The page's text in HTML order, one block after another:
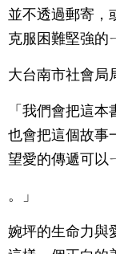
並不透過郵寄，
克服困難堅強的
大台南市社會局
「我們會把這
也會把這個故事
望愛的傳遞可以
。」
婉坪的生命力與